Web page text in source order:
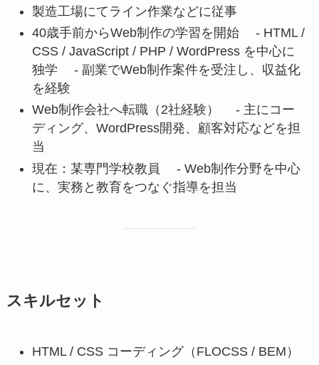
製造工場にてライン作業などに従事
40歳手前からWeb制作の学習を開始 - HTML /
CSS / JavaScript / PHP / WordPress を中心に
独学 - 副業でWeb制作案件を受注し、収益化
を経験
Web制作会社へ転職（2社経験） - 主にコー
ディング、WordPress開発、顧客対応などを担
当
現在：某専門学校教員 - Web制作分野を中心
に、実務と教育をつなぐ指導を担当
スキルセット
HTML / CSS コーディング（FLOCSS / BEM）